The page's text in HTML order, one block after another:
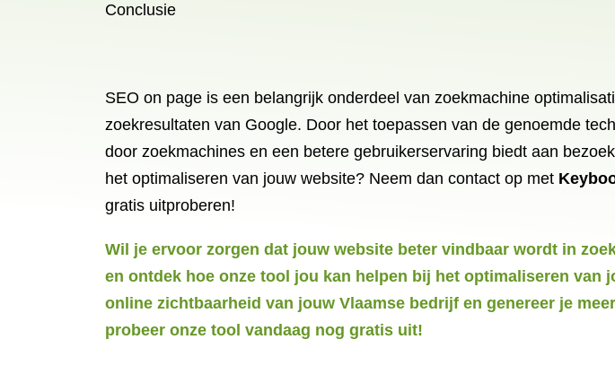
Conclusie
SEO on page is een belangrijk onderdeel van zoekmachine
zoekresultaten van Google. Door het toepassen van de genoemde
door zoekmachines en een betere gebruikerservaring biedt aan
het optimaliseren van jouw website? Neem dan contact op met
gratis uitproberen!
Wil je ervoor zorgen dat jouw website beter vindbaar wordt in
en ontdek hoe onze tool jou kan helpen bij het optimaliseren van
online zichtbaarheid van jouw Vlaamse bedrijf en genereer je
probeer onze tool vandaag nog gratis uit!